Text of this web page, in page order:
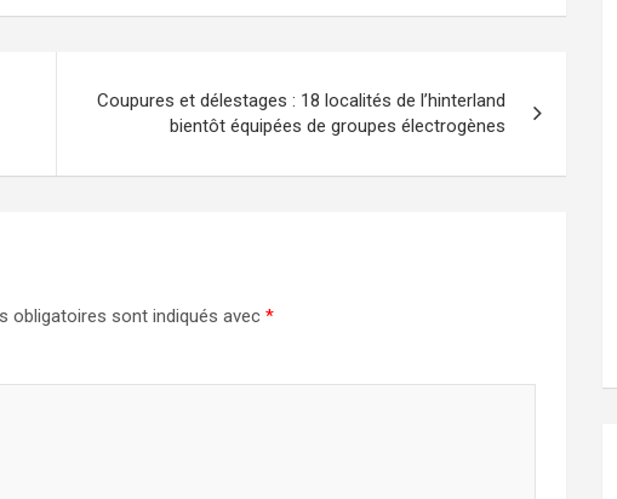
Coupures et délestages : 18 localités de l’hinterland
bientôt équipées de groupes électrogènes
obligatoires sont indiqués avec *